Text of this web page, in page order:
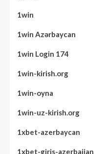
1win
1win Azərbaycan
1win Login 174
1win-kirish.org
1win-oyna
1win-uz-kirish.org
1xbet-azerbaycan
1xbet-giris-azerbaijan